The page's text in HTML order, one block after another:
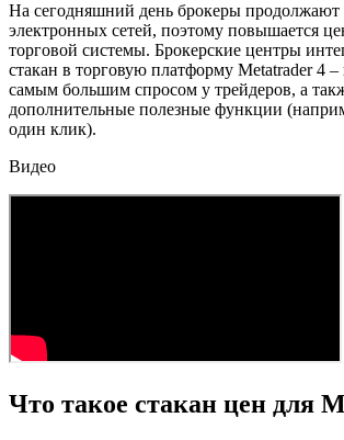
На сегодняшний день брокеры продолжают
электронных сетей, поэтому повышается
торговой системы. Брокерские центры
стакан в торговую платформу Metatrader 4
самым большим спросом у трейдеров, а
дополнительные полезные функции
один клик).
Видео
Что такое стакан цен для